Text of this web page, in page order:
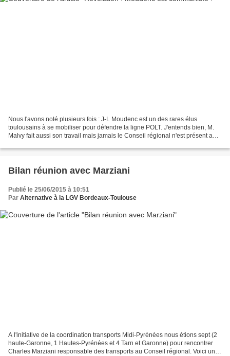
Nous l'avons noté plusieurs fois : J-L Moudenc est un des rares élus
toulousains à se mobiliser pour défendre la ligne POLT. J'entends bien, M.
Malvy fait aussi son travail mais jamais le Conseil régional n'est présent aux
Bilan réunion avec Marziani
Publié le 25/06/2015 à 10:51
Par Alternative à la LGV Bordeaux-Toulouse
A l'initiative de la coordination transports Midi-Pyrénées nous étions sept (2
haute-Garonne, 1 Hautes-Pyrénées et 4 Tarn et Garonne) pour rencontrer
Charles Marziani responsable des transports au Conseil régional. Voici un